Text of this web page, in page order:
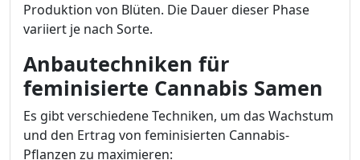
Produktion von Blüten. Die Dauer dieser Phase
variiert je nach Sorte.
Anbautechniken für
feminisierte Cannabis Samen
Es gibt verschiedene Techniken, um das Wachstum
und den Ertrag von feminisierten Cannabis-
Pflanzen zu maximieren: